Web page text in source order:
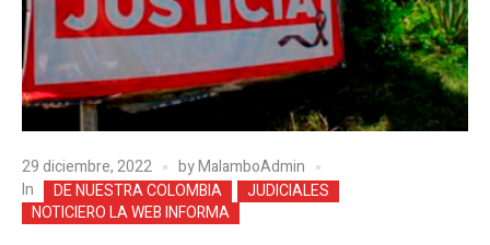
29 diciembre, 2022 byMalamboAdmin
In
DE NUESTRA COLOMBIA
JUDICIALES
NOTICIERO LA WEB INFORMA